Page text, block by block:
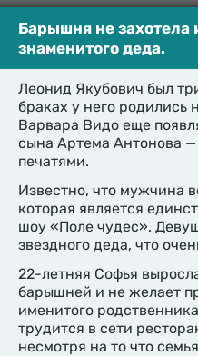
Барышня не захотела
знаменитого деда.
Леонид Якубович был
браках у него родились
Варвара Видо еще
сына Артема Антонова
печатями.
Известно, что мужчина
которая является
шоу «Поле чудес».
звездного деда, что
22-летняя Софья
барышней и не желает
именитого
трудится в сети
несмотря на то что